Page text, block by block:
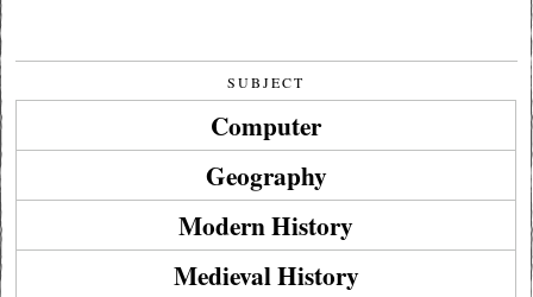
SUBJECT
Computer
Geography
Modern History
Medieval History